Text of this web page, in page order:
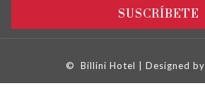
SUSCRÍBETE
© Billini Hotel | Designed by